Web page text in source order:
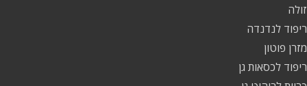
זולה
ריפוד לנדנדה
מזרן פוטון
ריפוד לכסאות גן